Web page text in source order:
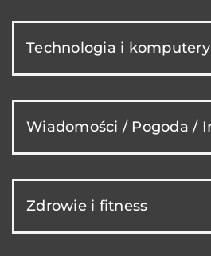
Technologia i komputery
Wiadomości / Pogoda /
Zdrowie i fitness